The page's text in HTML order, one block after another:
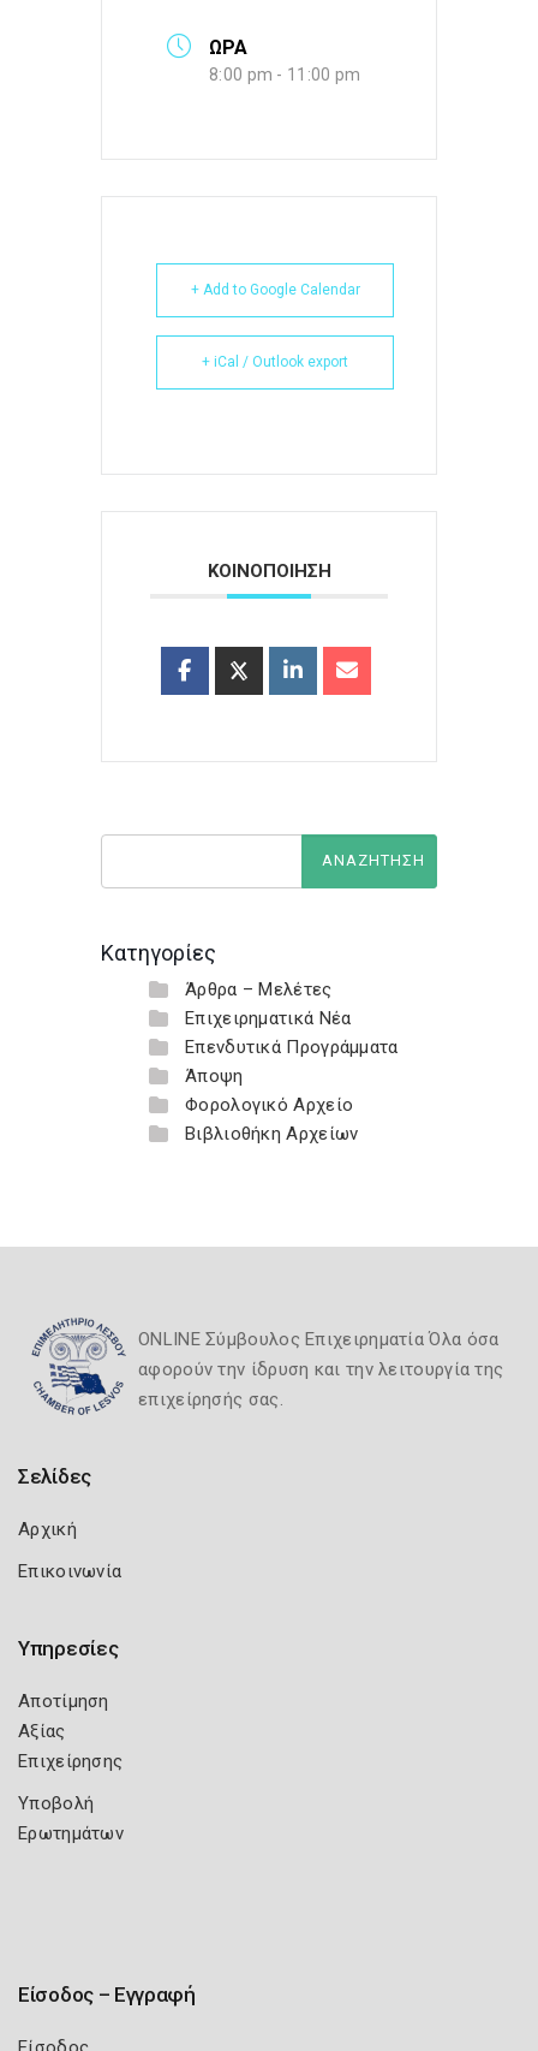
ΩΡΑ
8:00 pm - 11:00 pm
+ Add to Google Calendar
+ iCal / Outlook export
ΚΟΙΝΟΠΟΙΗΣΗ
Κατηγορίες
Άρθρα – Μελέτες
Επιχειρηματικά Νέα
Επενδυτικά Προγράμματα
Άποψη
Φορολογικό Αρχείο
Βιβλιοθήκη Αρχείων
ONLINE Σύμβουλος Επιχειρηματία Όλα όσα
αφορούν την ίδρυση και την λειτουργία της
επιχείρησής σας.
Σελίδες
Αρχική
Επικοινωνία
Υπηρεσίες
Αποτίμηση
Αξίας
Επιχείρησης
Υποβολή
Ερωτημάτων
Είσοδος – Εγγραφή